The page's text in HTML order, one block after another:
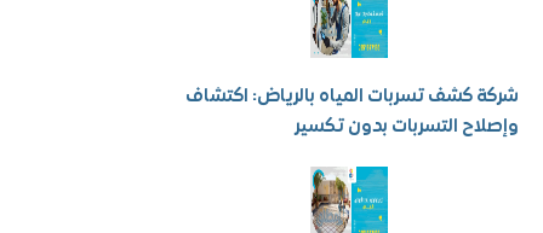
كشف تسربات المياه بالرياض: اكتشاف
التسربات بدون تكسير